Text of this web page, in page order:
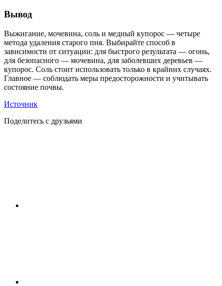
Вывод
Выжигание, мочевина, соль и медный купорос — четыре
метода удаления старого пня. Выбирайте способ в
зависимости от ситуации: для быстрого результата — огонь,
для безопасного — мочевина, для заболевших деревьев —
купорос. Соль стоит использовать только в крайних случаях.
Главное — соблюдать меры предосторожности и учитывать
состояние почвы.
Источник
Поделитесь с друзьями